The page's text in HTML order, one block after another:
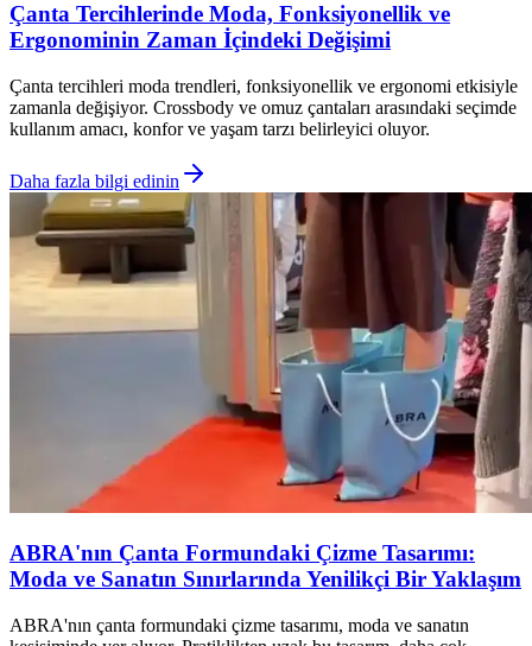
Çanta Tercihlerinde Moda, Fonksiyonellik ve
Ergonominin Zaman İçindeki Değişimi
Çanta tercihleri moda trendleri, fonksiyonellik ve ergonomi etkisiyle
zamanla değişiyor. Crossbody ve omuz çantaları arasındaki seçimde
kullanım amacı, konfor ve yaşam tarzı belirleyici oluyor.
Daha fazla bilgi edinin
ABRA'nın Çanta Formundaki Çizme Tasarımı:
Moda ve Sanatın Sınırlarında Yenilikçi Bir Yaklaşım
ABRA'nın çanta formundaki çizme tasarımı, moda ve sanatın